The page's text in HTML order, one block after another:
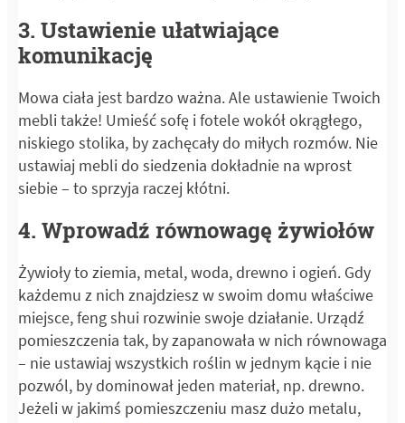
3. Ustawienie ułatwiające
komunikację
Mowa ciała jest bardzo ważna. Ale ustawienie Twoich
mebli także! Umieść sofę i fotele wokół okrągłego,
niskiego stolika, by zachęcały do miłych rozmów. Nie
ustawiaj mebli do siedzenia dokładnie na wprost
siebie – to sprzyja raczej kłótni.
4. Wprowadź równowagę żywiołów
Żywioły to ziemia, metal, woda, drewno i ogień. Gdy
każdemu z nich znajdziesz w swoim domu właściwe
miejsce, feng shui rozwinie swoje działanie. Urządź
pomieszczenia tak, by zapanowała w nich równowaga
– nie ustawiaj wszystkich roślin w jednym kącie i nie
pozwól, by dominował jeden materiał, np. drewno.
Jeżeli w jakimś pomieszczeniu masz dużo metalu,